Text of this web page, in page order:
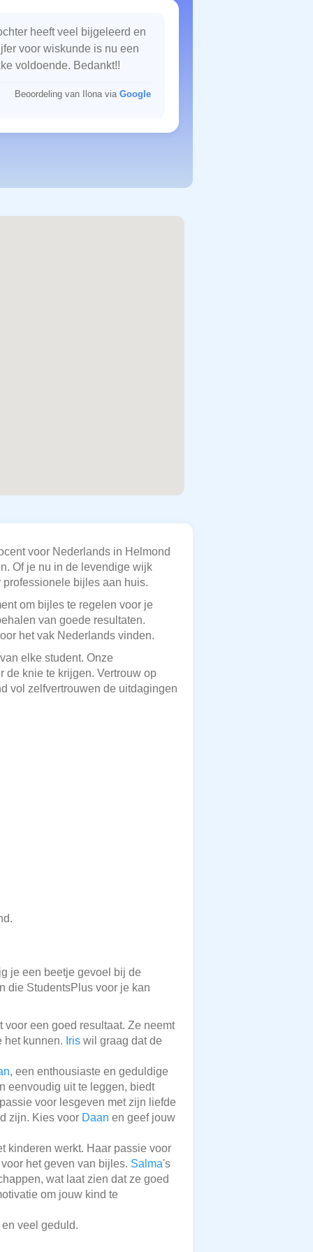
heeft veel bijgeleerd en
voor wiskunde is nu een
voldoende. Bedankt!!
Beoordeling van Ilona via Google
voor Nederlands in Helmond
Of je nu in de levendige wijk
bijles aan huis.
om bijles te regelen voor je
van goede resultaten.
het vak Nederlands vinden.
elke student. Onze
de knie te krijgen. Vertrouw op
vol zelfvertrouwen de uitdagingen
je een beetje gevoel bij de
die StudentsPlus voor je kan
een goed resultaat. Ze neemt
het kunnen. Iris wil graag dat de
, een enthousiaste en geduldige
eenvoudig uit te leggen, biedt
voor lesgeven met zijn liefde
zijn. Kies voor Daan en geef jouw
kinderen werkt. Haar passie voor
het geven van bijles. Salma's
wat laat zien dat ze goed
om jouw kind te
veel geduld.